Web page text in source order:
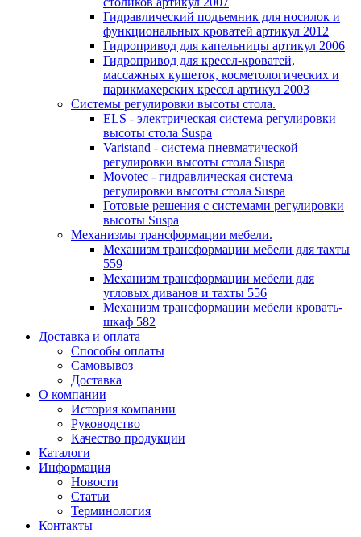
Гидравлический подъемник для носилок и
функциональных кроватей артикул 2012
Гидропривод для капельницы артикул 2006
Гидропривод для кресел-кроватей,
массажных кушеток, косметологических и
парикмахерских кресел артикул 2003
Системы регулировки высоты стола.
ELS - электрическая система регулировки
высоты стола Suspa
Varistand - система пневматической
регулировки высоты стола Suspa
Movotec - гидравлическая система
регулировки высоты стола Suspa
Готовые решения с системами регулировки
высоты Suspa
Механизмы трансформации мебели.
Механизм трансформации мебели для тахты
559
Механизм трансформации мебели для
угловых диванов и тахты 556
Механизм трансформации мебели кровать-
шкаф 582
Доставка и оплата
Способы оплаты
Самовывоз
Доставка
О компании
История компании
Руководство
Качество продукции
Каталоги
Информация
Новости
Статьи
Терминология
Контакты